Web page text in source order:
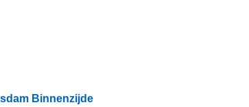
Binnenzijde